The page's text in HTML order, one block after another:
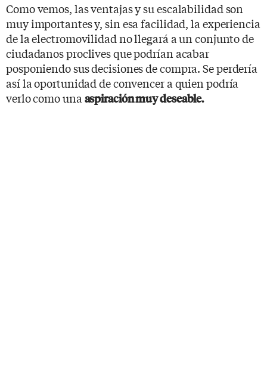
Como vemos, las ventajas y su escalabilidad son
muy importantes y, sin esa facilidad, la experiencia
de la electromovilidad no llegará a un conjunto de
ciudadanos proclives que podrían acabar
posponiendo sus decisiones de compra. Se perdería
así la oportunidad de convencer a quien podría
verlo como una aspiración muy deseable.